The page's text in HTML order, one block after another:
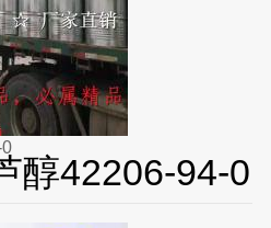
醇42206-94-0